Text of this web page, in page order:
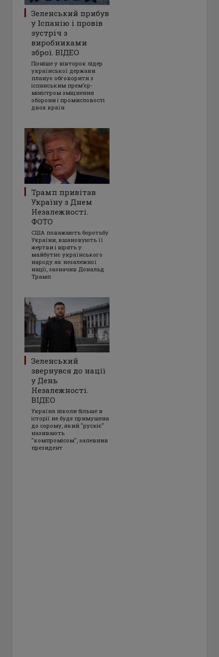
Зеленський прибув
у Іспанію і провів
зустріч з
виробниками
зброї. ВІДЕО
Пізніше у вівторок лідер
української держави
планує обговорити з
іспанським прем’єр-
міністром зміцнення
оборони і промисловості
двох країн
Трамп привітав
Україну з Днем
Незалежності.
ФОТО
США поважають боротьбу
України, вшановують її
жертви і вірять у
майбутнє українського
народу як незалежної
нації, зазначив Дональд
Трамп
Зеленський
звернувся до нації
у День
Незалежності.
ВІДЕО
Україна ніколи більше в
історії не буде примушена
до сорому, який "рускіє"
називають
"компромісом", запевнив
президент